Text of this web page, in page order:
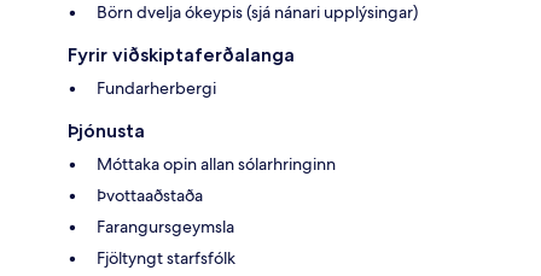
Börn dvelja ókeypis (sjá nánari upplýsingar)
Fyrir viðskiptaferðalanga
Fundarherbergi
Þjónusta
Móttaka opin allan sólarhringinn
Þvottaaðstaða
Farangursgeymsla
Fjöltyngt starfsfólk